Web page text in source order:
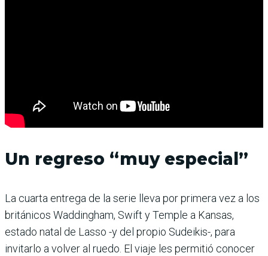
Un regreso “muy especial”
La cuarta entrega de la serie lleva por primera vez a los
británicos Waddingham, Swift y Temple a Kansas,
estado natal de Lasso -y del propio Sudeikis-, para
invitarlo a volver al ruedo. El viaje les permitió conocer